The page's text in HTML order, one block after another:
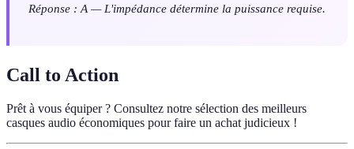
Réponse : A — L'impédance détermine la puissance requise.
Call to Action
Prêt à vous équiper ? Consultez notre sélection des meilleurs
casques audio économiques pour faire un achat judicieux !